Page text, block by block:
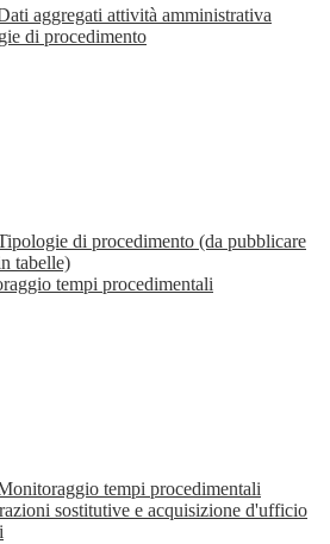
aggregati attività amministrativa
di procedimento
di procedimento (da pubblicare
tabelle)
tempi procedimentali
tempi procedimentali
sostitutive e acquisizione d'ufficio